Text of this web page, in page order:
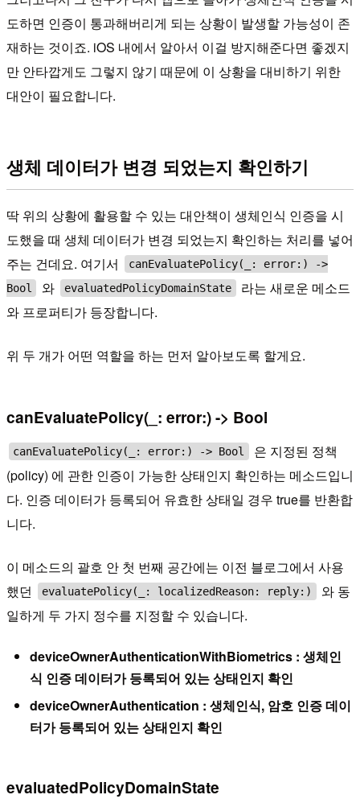
도하면 인증이 통과해버리게 되는 상황이 발생할 가능성이 존
재하는 것이죠. iOS 내에서 알아서 이걸 방지해준다면 좋겠지
만 안타깝게도 그렇지 않기 때문에 이 상황을 대비하기 위한
대안이 필요합니다.
생체 데이터가 변경 되었는지 확인하기
딱 위의 상황에 활용할 수 있는 대안책이 생체인식 인증을 시
도했을 때 생체 데이터가 변경 되었는지 확인하는 처리를 넣어
주는 건데요. 여기서
canEvaluatePolicy(_: error:) ->
Bool
와 evaluatedPolicyDomainState
라는 새로운 메소드
와 프로퍼티가 등장합니다.
위 두 개가 어떤 역할을 하는 먼저 알아보도록 할게요.
canEvaluatePolicy(_: error:) -> Bool
canEvaluatePolicy(_: error:) -> Bool
은 지정된 정책
(policy) 에 관한 인증이 가능한 상태인지 확인하는 메소드입니
다. 인증 데이터가 등록되어 유효한 상태일 경우 true를 반환합
니다.
이 메소드의 괄호 안 첫 번째 공간에는 이전 블로그에서 사용
했던
evaluatePolicy(_: localizedReason: reply:)
와 동
일하게 두 가지 정수를 지정할 수 있습니다.
deviceOwnerAuthenticationWithBiometrics : 생체인
식 인증 데이터가 등록되어 있는 상태인지 확인
deviceOwnerAuthentication : 생체인식, 암호 인증 데이
터가 등록되어 있는 상태인지 확인
evaluatedPolicyDomainState